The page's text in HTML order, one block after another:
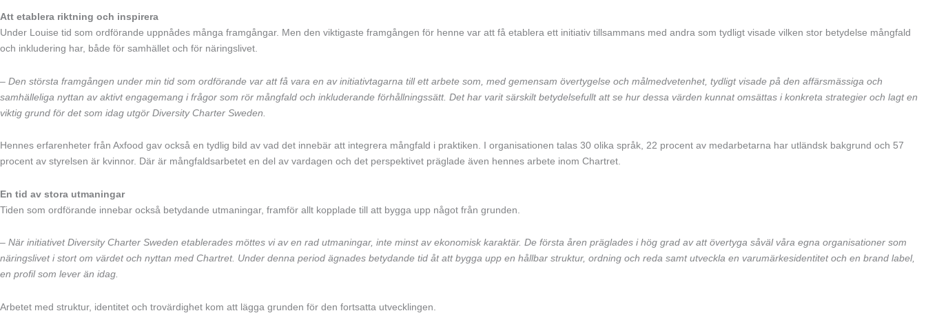
Att etablera riktning och inspirera
Under Louise tid som ordförande uppnådes många framgångar. Men den viktigaste framgången för henne var att få etablera ett initiativ tillsammans med andra som tydligt visade vilken stor betydelse mångfald
och inkludering har, både för samhället och för näringslivet.
– Den största framgången under min tid som ordförande var att få vara en av initiativtagarna till ett arbete som, med gemensam övertygelse och målmedvetenhet, tydligt visade på den affärsmässiga och
samhälleliga nyttan av aktivt engagemang i frågor som rör mångfald och inkluderande förhållningssätt. Det har varit särskilt betydelsefullt att se hur dessa värden kunnat omsättas i konkreta strategier och lagt en
viktig grund för det som idag utgör Diversity Charter Sweden.
Hennes erfarenheter från Axfood gav också en tydlig bild av vad det innebär att integrera mångfald i praktiken. I organisationen talas 30 olika språk, 22 procent av medarbetarna har utländsk bakgrund och 57
procent av styrelsen är kvinnor. Där är mångfaldsarbetet en del av vardagen och det perspektivet präglade även hennes arbete inom Chartret.
En tid av stora utmaningar
Tiden som ordförande innebar också betydande utmaningar, framför allt kopplade till att bygga upp något från grunden.
– När initiativet Diversity Charter Sweden etablerades möttes vi av en rad utmaningar, inte minst av ekonomisk karaktär. De första åren präglades i hög grad av att övertyga såväl våra egna organisationer som
näringslivet i stort om värdet och nyttan med Chartret. Under denna period ägnades betydande tid åt att bygga upp en hållbar struktur, ordning och reda samt utveckla en varumärkesidentitet och en brand label,
en profil som lever än idag.
Arbetet med struktur, identitet och trovärdighet kom att lägga grunden för den fortsatta utvecklingen.